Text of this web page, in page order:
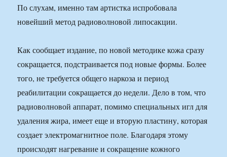
По слухам, именно там артистка испробовала
новейший метод радиоволновой липосакции.
Как сообщает издание, по новой методике кожа сразу
сокращается, подстраивается под новые формы. Более
того, не требуется общего наркоза и период
реабилитации сокращается до недели. Дело в том, что
радиоволновой аппарат, помимо специальных игл для
удаления жира, имеет еще и вторую пластину, которая
создает электромагнитное поле. Благодаря этому
происходят нагревание и сокращение кожного